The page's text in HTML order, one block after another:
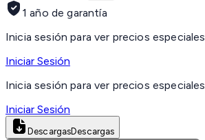
1 año de garantía
Inicia sesión para ver precios especiales
Iniciar Sesión
Inicia sesión para ver precios especiales
Iniciar Sesión
DescargasDescargas